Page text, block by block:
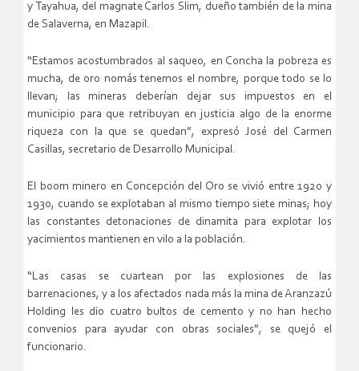
y Tayahua, del magnate Carlos Slim, dueño también de la mina
de Salaverna, en Mazapil.
“Estamos acostumbrados al saqueo, en Concha la pobreza es
mucha, de oro nomás tenemos el nombre, porque todo se lo
llevan; las mineras deberían dejar sus impuestos en el
municipio para que retribuyan en justicia algo de la enorme
riqueza con la que se quedan”, expresó José del Carmen
Casillas, secretario de Desarrollo Municipal.
El boom minero en Concepción del Oro se vivió entre 1920 y
1930, cuando se explotaban al mismo tiempo siete minas; hoy
las constantes detonaciones de dinamita para explotar los
yacimientos mantienen en vilo a la población.
“Las casas se cuartean por las explosiones de las
barrenaciones, y a los afectados nada más la mina de Aranzazú
Holding les dio cuatro bultos de cemento y no han hecho
convenios para ayudar con obras sociales”, se quejó el
funcionario.